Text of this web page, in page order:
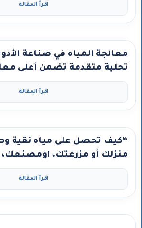
اقرأ المقالة
معالجة المياه في صناعة
تحلية متقدمة تضمن أعلى
اقرأ المقالة
“كيف تحصل على مياه نقية
منزلك أو مزرعتك،
تحلية كلين ووتر – كربون
اقرأ المقالة